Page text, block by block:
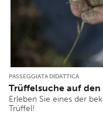
PASSEGGIATA DIDATTICA
Trüffelsuche auf
Erleben Sie eines der
Trüffel!